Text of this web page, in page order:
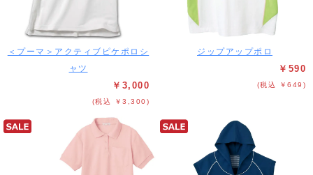
＜プーマ＞アクティブピケポロシ
ャツ
￥3,000
(税込 ￥3,300)
ジップアップポロ
￥590
(税込 ￥649)